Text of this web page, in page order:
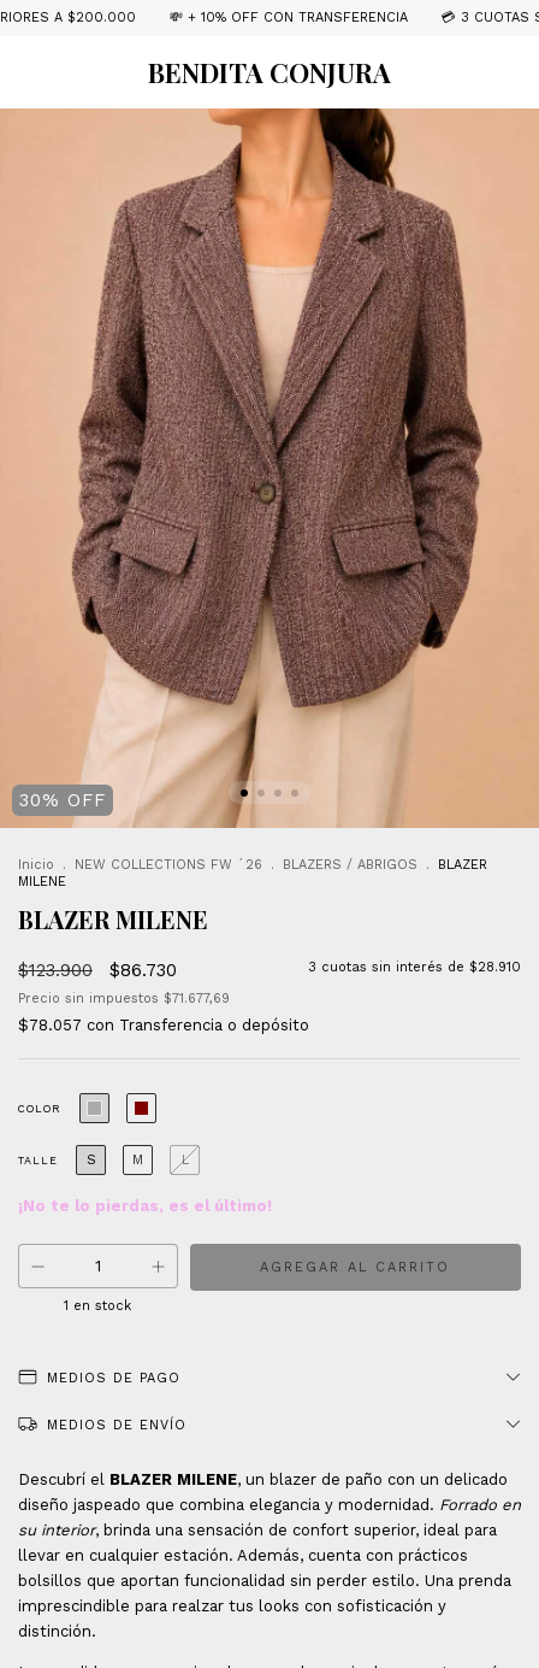
💸 + 10% OFF CON TRANSFERENCIA 💳 3 CUOTAS S/INTERÉS
BENDITA CONJURA
30% OFF
Inicio . NEW COLLECTIONS FW ´26 . BLAZERS / ABRIGOS .
BLAZER
MILENE
BLAZER MILENE
$123.900 $86.730 3 cuotas sin interés de $28.910
Precio sin impuestos $71.677,69
$78.057 con Transferencia o depósito
COLOR
TALLE S M L
¡No te lo pierdas, es el último!
1 en stock
MEDIOS DE PAGO
MEDIOS DE ENVÍO
Descubrí el BLAZER MILENE, un blazer de paño con un delicado
diseño jaspeado que combina elegancia y modernidad. Forrado en
su interior, brinda una sensación de confort superior, ideal para
llevar en cualquier estación. Además, cuenta con prácticos
bolsillos que aportan funcionalidad sin perder estilo. Una prenda
imprescindible para realzar tus looks con sofisticación y
distinción.